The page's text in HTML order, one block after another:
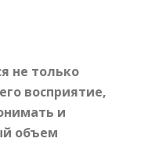
не только
восприятие,
и
объем